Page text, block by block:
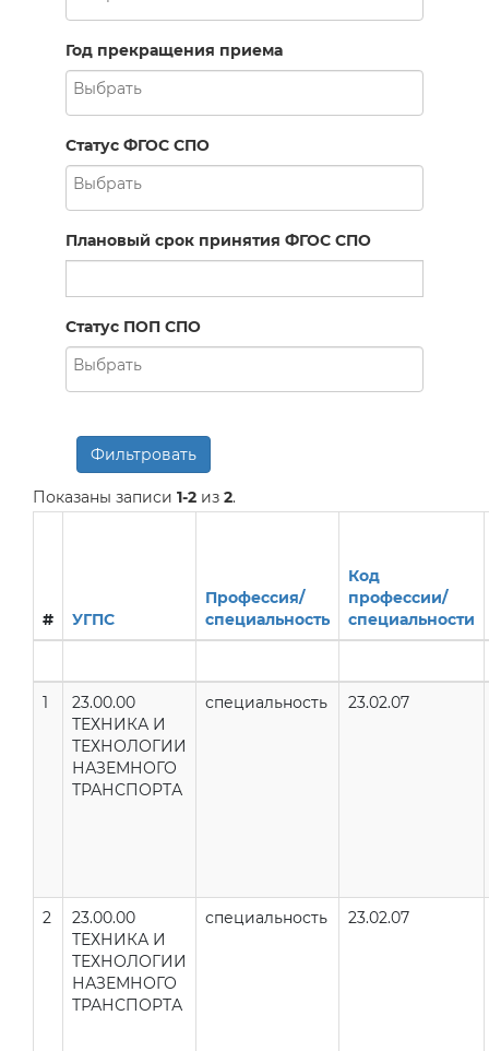
Год прекращения приема
Статус ФГОС СПО
Плановый срок принятия ФГОС СПО
Статус ПОП СПО
Фильтровать
Показаны записи 1-2 из 2.
# УГПС
Профессия/
специальность
Код
профессии/
специальности
1
23.00.00
ТЕХНИКА И
ТЕХНОЛОГИИ
НАЗЕМНОГО
ТРАНСПОРТА
специальность 23.02.07
2
23.00.00
ТЕХНИКА И
ТЕХНОЛОГИИ
НАЗЕМНОГО
ТРАНСПОРТА
специальность 23.02.07